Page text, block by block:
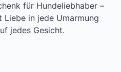
für Hundeliebhaber –
in jede Umarmung
jedes Gesicht.